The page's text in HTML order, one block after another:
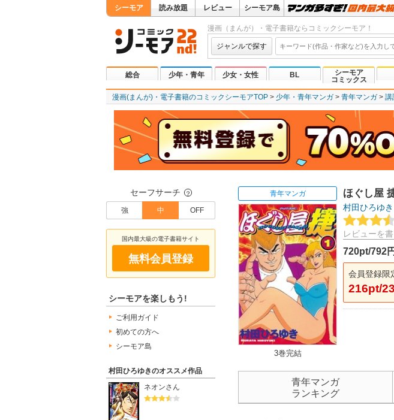
シーモア 読み放題 レビュー シーモア島
漫画（まんが）・電子書籍ならコミックシーモア！
ジャンルで探す
総合 少年・青年 少女・女性 BL
シーモア
コミックス
漫画(まんが)・電子書籍のコミックシーモアTOP 少年・青年マンガ 青年マンガ 講
セーフサーチ ？
強 中 OFF
国内最大級の電子書籍サイト
無料会員登録
シーモアを楽しもう!
ご利用ガイド
初めての方へ
シーモア島
村田ひろゆきのオススメ作品
ネオンさん
青年マンガ
3巻完結
ほぐし屋
村田ひろゆき
レビューを書
720pt/792
会員登録限
216pt/
青年マンガ
ランキング